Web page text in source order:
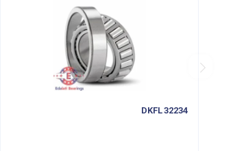
32234 DKFL